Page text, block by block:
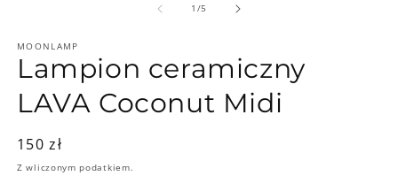
1 /z5
MOONLAMP
Lampion ceramiczny
LAVA Coconut Midi
Cena
regularna
150 zł
Z wliczonym podatkiem.